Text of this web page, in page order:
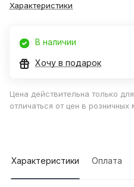
Характеристики
В наличии
Хочу в подарок
Цена действительна только
отличаться от цен в розничных
Характеристики Оплата